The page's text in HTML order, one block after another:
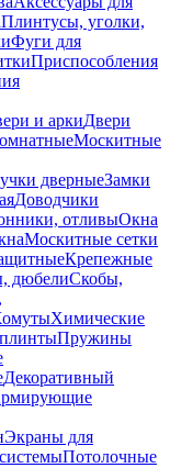
Плинтусы, уголки,
Фуги для
Приспособления
и аркиДвери
Москитные
дверныеЗамки
Доводчики
отливыОкна
Москитные сетки
Крепежные
дюбелиСкобы,
Химические
Пружины
Декоративный
Экраны для
Потолочные